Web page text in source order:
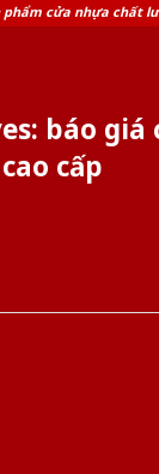
phẩm cửa nhựa chất
báo giá
cao cấp